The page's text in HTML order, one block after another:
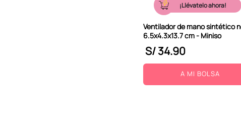
¡Llévatelo ahora!
Ventilador de mano sintético
6.5x4.3x13.7 cm - Miniso
S/34.90
A MI BOLSA